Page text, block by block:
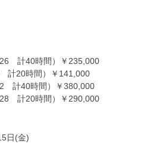
計40時間）￥235,000
計20時間）￥141,000
計40時間）￥380,000
計20時間）￥290,000
日(金)